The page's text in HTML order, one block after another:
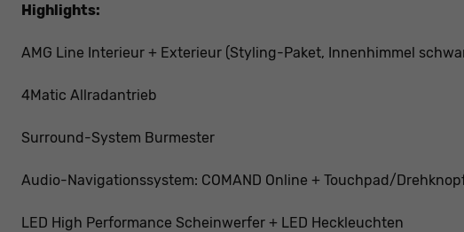
Highlights:
AMG Line Interieur + Exterieur (Styling-Paket, Innenhimmel
4Matic Allradantrieb
Surround-System Burmester
Audio-Navigationssystem: COMAND Online + Touchpad/
LED High Performance Scheinwerfer + LED Heckleuchten